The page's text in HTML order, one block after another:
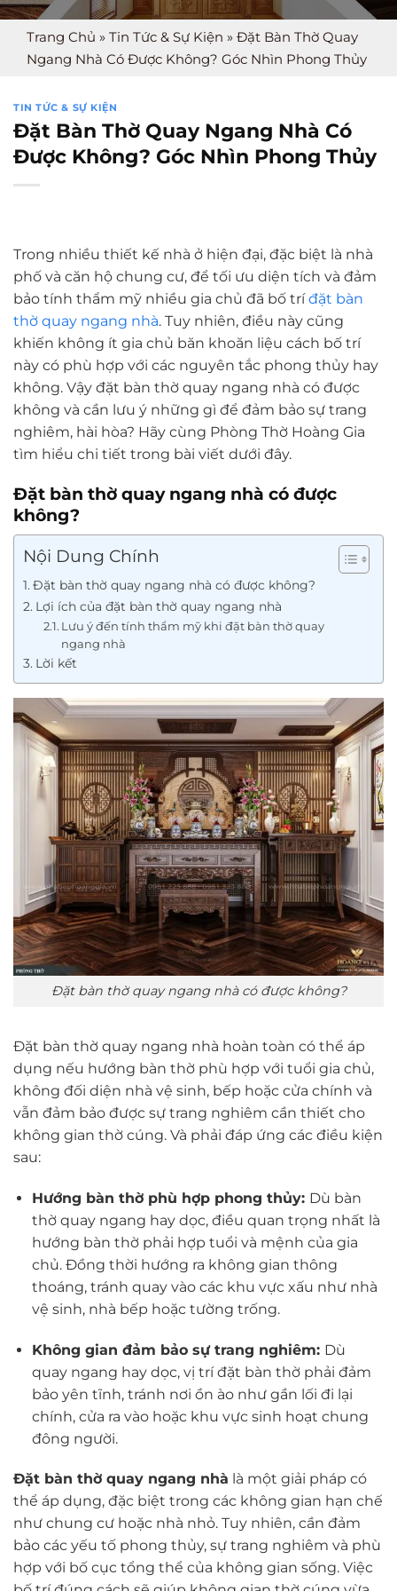
Trang Chủ » Tin Tức & Sự Kiện » Đặt Bàn Thờ Quay
Ngang Nhà Có Được Không? Góc Nhìn Phong Thủy
TIN TỨC & SỰ KIỆN
Đặt Bàn Thờ Quay Ngang Nhà Có
Được Không? Góc Nhìn Phong Thủy
Trong nhiều thiết kế nhà ở hiện đại, đặc biệt là nhà
phố và căn hộ chung cư, để tối ưu diện tích và đảm
bảo tính thẩm mỹ nhiều gia chủ đã bố tríđặt bàn
thờ quay ngang nhà. Tuy nhiên, điều này cũng
khiến không ít gia chủ băn khoăn liệu cách bố trí
này có phù hợp với các nguyên tắc phong thủy hay
không. Vậy đặt bàn thờ quay ngang nhà có được
không và cần lưu ý những gì để đảm bảo sự trang
nghiêm, hài hòa? Hãy cùng Phòng Thờ Hoàng Gia
tìm hiểu chi tiết trong bài viết dưới đây.
Đặt bàn thờ quay ngang nhà có được
không?
Nội Dung Chính
Đặt bàn thờ quay ngang nhà có được không?
Lợi ích của đặt bàn thờ quay ngang nhà
Lưu ý đến tính thẩm mỹ khi đặt bàn thờ quay
ngang nhà
Lời kết
Đặt bàn thờ quay ngang nhà có được không?
Đặt bàn thờ quay ngang nhà hoàn toàn có thể áp
dụng nếu hướng bàn thờ phù hợp với tuổi gia chủ,
không đối diện nhà vệ sinh, bếp hoặc cửa chính và
vẫn đảm bảo được sự trang nghiêm cần thiết cho
không gian thờ cúng. Và phải đáp ứng các điều kiện
sau:
Hướng bàn thờ phù hợp phong thủy: Dù bàn
thờ quay ngang hay dọc, điều quan trọng nhất là
hướng bàn thờ phải hợp tuổi và mệnh của gia
chủ. Đồng thời hướng ra không gian thông
thoáng, tránh quay vào các khu vực xấu như nhà
vệ sinh, nhà bếp hoặc tường trống.
Không gian đảm bảo sự trang nghiêm: Dù
quay ngang hay dọc, vị trí đặt bàn thờ phải đảm
bảo yên tĩnh, tránh nơi ồn ào như gần lối đi lại
chính, cửa ra vào hoặc khu vực sinh hoạt chung
đông người.
Đặt bàn thờ quay ngang nhà là một giải pháp có
thể áp dụng, đặc biệt trong các không gian hạn chế
như chung cư hoặc nhà nhỏ. Tuy nhiên, cần đảm
bảo các yếu tố phong thủy, sự trang nghiêm và phù
hợp với bố cục tổng thể của không gian sống. Việc